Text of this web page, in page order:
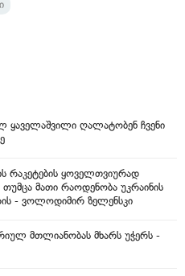
ყაველაშვილი ღალატობენ ჩვენი
რაკეტების ყოველთვიურად
თუმცა მათი რაოდენობა უკრაინის
- ვოლოდიმირ ზელენსკი
მთლიანობას მხარს უჭერს -